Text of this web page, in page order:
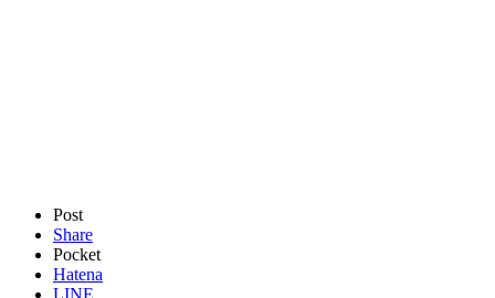
Post
Share
Pocket
Hatena
LINE